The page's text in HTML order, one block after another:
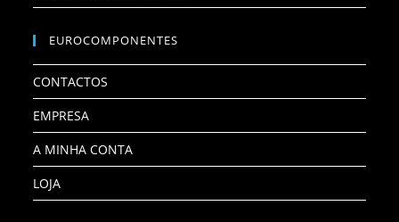
EUROCOMPONENTES
CONTACTOS
EMPRESA
A MINHA CONTA
LOJA